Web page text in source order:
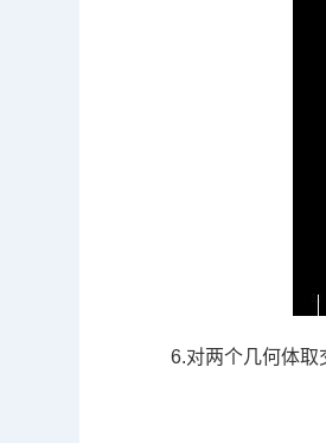
6.对两个几何体取